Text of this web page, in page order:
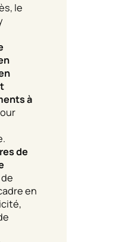
le
à
de
en